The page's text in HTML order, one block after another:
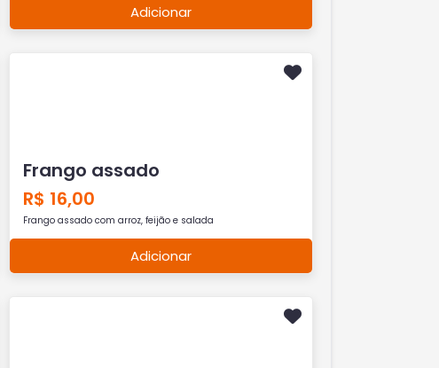
Adicionar
Frango assado
R$ 16,00
Frango assado com arroz, feijão e salada
Adicionar